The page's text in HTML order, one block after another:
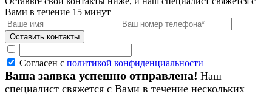
Вами в течение 15 минут
Согласен с политикой конфиденциальности
Ваша заявка успешно отправлена! Наш
специалист свяжется с Вами в течение нескольких